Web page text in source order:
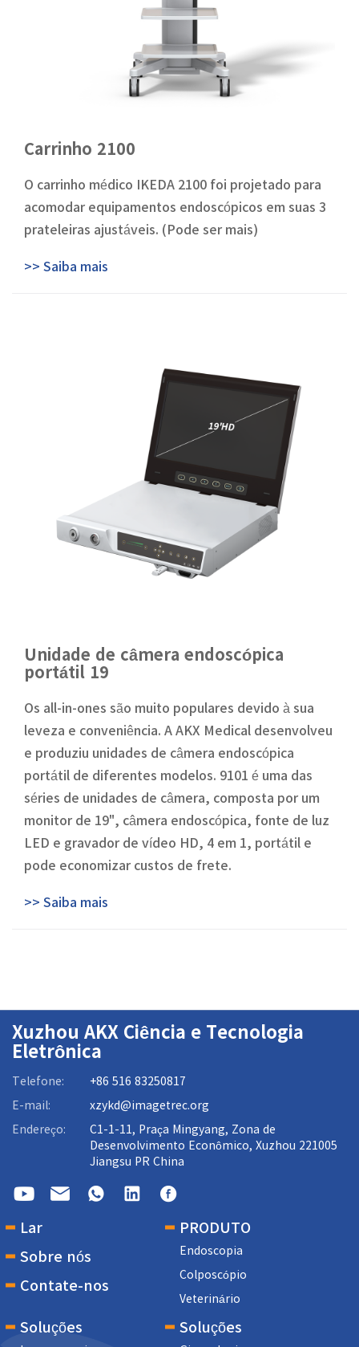
Carrinho 2100
O carrinho médico IKEDA 2100 foi projetado para
acomodar equipamentos endoscópicos em suas 3
prateleiras ajustáveis. (Pode ser mais)
>> Saiba mais
Unidade de câmera endoscópica
portátil 19
Os all-in-ones são muito populares devido à sua
leveza e conveniência. A AKX Medical desenvolveu
e produziu unidades de câmera endoscópica
portátil de diferentes modelos. 9101 é uma das
séries de unidades de câmera, composta por um
monitor de 19", câmera endoscópica, fonte de luz
LED e gravador de vídeo HD, 4 em 1, portátil e
pode economizar custos de frete.
>> Saiba mais
Xuzhou AKX Ciência e Tecnologia
Eletrônica
Telefone: +86 516 83250817
E-mail: xzykd@imagetrec.org
Endereço:
C1-1-11, Praça Mingyang, Zona de
Desenvolvimento Econômico, Xuzhou 221005
Jiangsu PR China
Lar
Sobre nós
Contate-nos
PRODUTO
Endoscopia
Colposcópio
Veterinário
Soluções Soluções